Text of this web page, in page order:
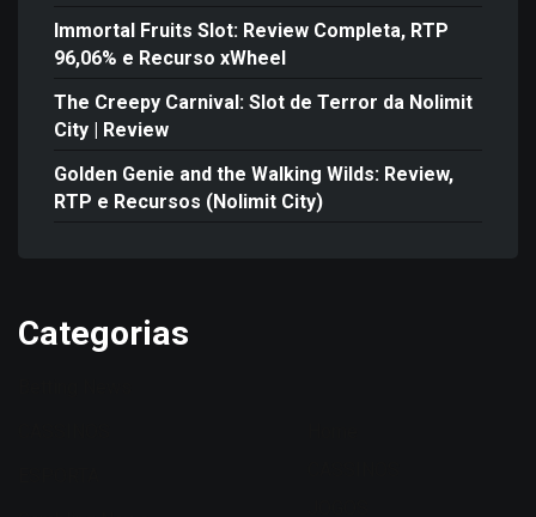
Immortal Fruits Slot: Review Completa, RTP
96,06% e Recurso xWheel
The Creepy Carnival: Slot de Terror da Nolimit
City | Review
Golden Genie and the Walking Wilds: Review,
RTP e Recursos (Nolimit City)
Categorias